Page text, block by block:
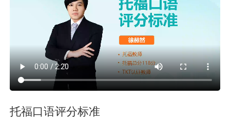
托福口语评分标准